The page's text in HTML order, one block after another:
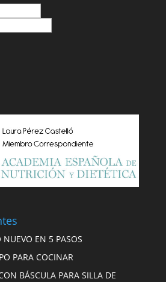
EN 5 PASOS
PARA COCINAR
BÁSCULA PARA SILLA DE